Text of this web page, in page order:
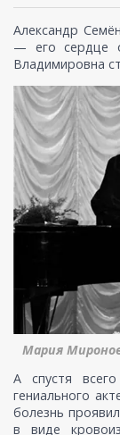
Александр
— его сердце
Владимировна
Мария
А спустя
гениального
болезнь
в виде